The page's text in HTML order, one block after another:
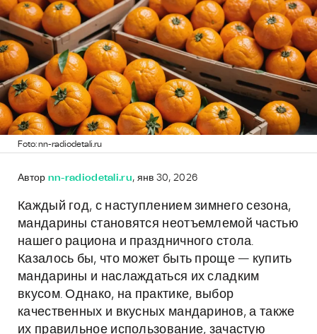
Foto: nn-radiodetali.ru
Автор nn-radiodetali.ru, янв 30, 2026
Каждый год, с наступлением зимнего сезона,
мандарины становятся неотъемлемой частью
нашего рациона и праздничного стола.
Казалось бы, что может быть проще — купить
мандарины и наслаждаться их сладким
вкусом. Однако, на практике, выбор
качественных и вкусных мандаринов, а также
их правильное использование, зачастую